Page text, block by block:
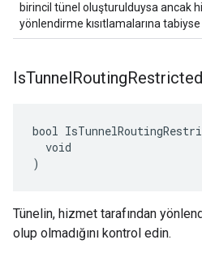
birincil tünel oluşturulduysa ancak
yönlendirme kısıtlamalarına
IsTunnelRoutingRestricted
bool
  void
)
Tünelin, hizmet tarafından
olup olmadığını kontrol edin.